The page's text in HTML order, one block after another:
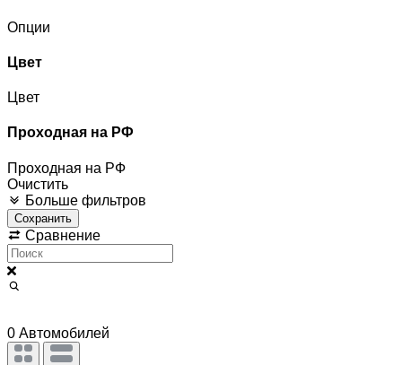
Опции
Цвет
Цвет
Проходная на РФ
Проходная на РФ
Очистить
Больше фильтров
Сохранить
Сравнение
0 Автомобилей